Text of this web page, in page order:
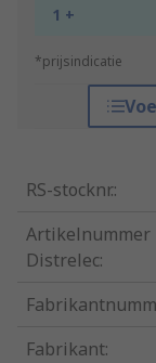
1 +
*prijsindicatie
RS-stocknr.:
Artikelnummer
Distrelec:
Fabrikant: